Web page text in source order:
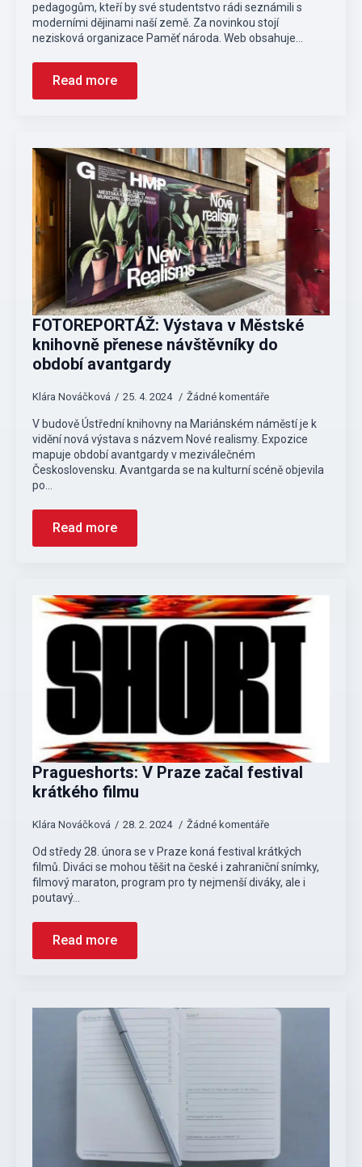
pedagogům, kteří by své studentstvo rádi seznámili s
moderními dějinami naší země. Za novinkou stojí
nezisková organizace Paměť národa. Web obsahuje…
Read more
FOTOREPORTÁŽ: Výstava v Městské
knihovně přenese návštěvníky do
období avantgardy
Klára Nováčková 25. 4. 2024 Žádné komentáře
V budově Ústřední knihovny na Mariánském náměstí je k
vidění nová výstava s názvem Nové realismy. Expozice
mapuje období avantgardy v meziválečném
Československu. Avantgarda se na kulturní scéně objevila
po…
Read more
Pragueshorts: V Praze začal festival
krátkého filmu
Klára Nováčková 28. 2. 2024 Žádné komentáře
Od středy 28. února se v Praze koná festival krátkých
filmů. Diváci se mohou těšit na české i zahraniční snímky,
filmový maraton, program pro ty nejmenší diváky, ale i
poutavý…
Read more